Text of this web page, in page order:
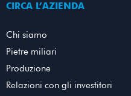
CIRCA L’AZIENDA
Chi siamo
Pietre miliari
Produzione
Relazioni con gli investitori